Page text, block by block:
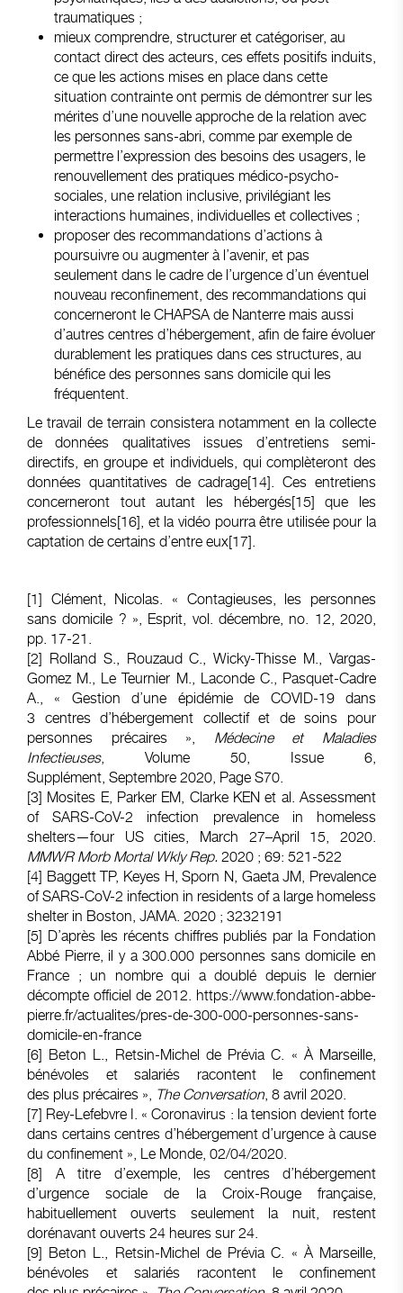
traumatiques ;
mieux comprendre, structurer et catégoriser, au
contact direct des acteurs, ces effets positifs induits,
ce que les actions mises en place dans cette
situation contrainte ont permis de démontrer sur les
mérites d’une nouvelle approche de la relation avec
les personnes sans-abri, comme par exemple de
permettre l’expression des besoins des usagers, le
renouvellement des pratiques médico-psycho-
sociales, une relation inclusive, privilégiant les
interactions humaines, individuelles et collectives ;
proposer des recommandations d’actions à
poursuivre ou augmenter à l’avenir, et pas
seulement dans le cadre de l’urgence d’un éventuel
nouveau reconfinement, des recommandations qui
concerneront le CHAPSA de Nanterre mais aussi
d’autres centres d’hébergement, afin de faire évoluer
durablement les pratiques dans ces structures, au
bénéfice des personnes sans domicile qui les
fréquentent.
Le travail de terrain consistera notamment en la collecte
de données qualitatives issues d’entretiens semi-
directifs, en groupe et individuels, qui complèteront des
données quantitatives de cadrage[14]. Ces entretiens
concerneront tout autant les hébergés[15] que les
professionnels[16], et la vidéo pourra être utilisée pour la
captation de certains d’entre eux[17].
[1] Clément, Nicolas. « Contagieuses, les personnes
sans domicile ? », Esprit, vol. décembre, no. 12, 2020,
pp. 17-21.
[2] RollandS., Rouzaud C.,Wicky-Thisse M.,Vargas-
Gomez M., Le Teurnier M., Laconde C., Pasquet-Cadre
A., « Gestion d’une épidémie de COVID-19 dans
3 centres d’hébergement collectif et de soins pour
personnes précaires », Médecine et Maladies
Infectieuses, Volume 50, Issue 6,
Supplément, Septembre 2020, Page S70.
[3] Mosites E, Parker EM, Clarke KEN et al. Assessment
of SARS-CoV-2 infection prevalence in homeless
shelters—four US cities, March 27–April 15, 2020.
MMWR Morb Mortal Wkly Rep. 2020 ; 69: 521-522
[4] Baggett TP, Keyes H, Sporn N, Gaeta JM, Prevalence
of SARS-CoV-2 infection in residents of a large homeless
shelter in Boston, JAMA. 2020 ; 3232191
[5] D’après les récents chiffres publiés par la Fondation
Abbé Pierre, il y a 300.000 personnes sans domicile en
France ; un nombre qui a doublé depuis le dernier
décompte officiel de 2012. https://www.fondation-abbe-
pierre.fr/actualites/pres-de-300-000-personnes-sans-
domicile-en-france
[6] Beton L., Retsin-Michel de PréviaC. « À Marseille,
bénévoles et salariés racontent le confinement
des plus précaires », The Conversation, 8 avril 2020.
[7] Rey-Lefebvre I. « Coronavirus : la tension devient forte
dans certains centres d’hébergement d’urgence à cause
du confinement », Le Monde, 02/04/2020.
[8] A titre d’exemple, les centres d’hébergement
d’urgence sociale de la Croix-Rouge française,
habituellement ouverts seulement la nuit, restent
dorénavant ouverts 24 heures sur 24.
[9] Beton L., Retsin-Michel de PréviaC. « À Marseille,
bénévoles et salariés racontent le confinement